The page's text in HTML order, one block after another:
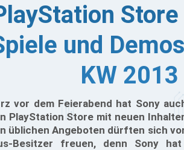
Store
und
KW 2013
vor dem Feierabend hat Sony
PlayStation Store mit neuen
üblichen Angeboten dürften sich
Besitzer freuen, denn Sony